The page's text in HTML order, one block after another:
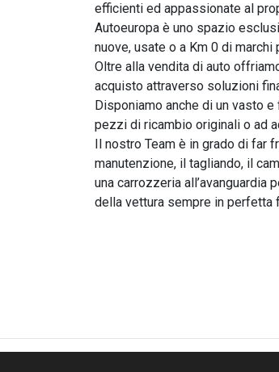
efficienti ed appassionate al
Autoeuropa è uno spazio
nuove, usate o a Km 0 di
Oltre alla vendita di auto
acquisto attraverso soluzioni
Disponiamo anche di un vasto
pezzi di ricambio originali o ad
Il nostro Team è in grado di
manutenzione, il tagliando, il
una carrozzeria
della vettura sempre in perfetta